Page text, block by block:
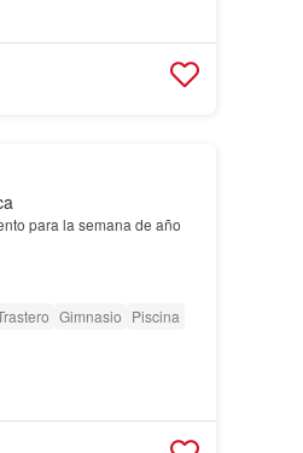
para la semana de año
Gimnasio Piscina